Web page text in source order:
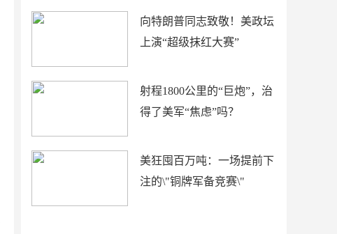
向特朗普同志致敬！美政坛
上演“超级抹红大赛”
射程1800公里的“巨炮”，治
得了美军“焦虑”吗？
美狂囤百万吨：一场提前下
注的\"铜牌军备竞赛\"